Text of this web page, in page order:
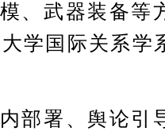
、武器装备等
学国际关系学
署、舆论引